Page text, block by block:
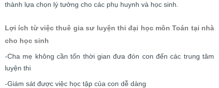
thành lựa chọn lý tưởng cho các phụ huynh và học sinh.
Lợi ích từ việc thuê gia sư luyện thi đại học môn Toán tại nhà
cho học sinh
-Cha mẹ không cần tốn thời gian đưa đón con đến các trung tâm
luyện thi
-Giám sát được việc học tập của con dễ dàng